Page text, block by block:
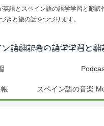
英語とスペイン語の語学学習と翻訳
きと旅の話をつづります。